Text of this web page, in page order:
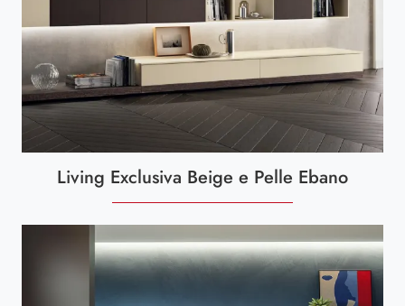
Living Exclusiva Beige e Pelle Ebano